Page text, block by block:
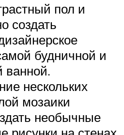
пол и
создать
будничной и
ванной.
нескольких
мозаики
необычные